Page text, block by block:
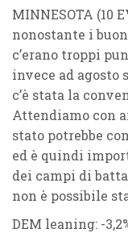
MINNESOTA (10
nonostante i
c’erano troppi
invece ad agosto
c’è stata la
Attendiamo con
stato potrebbe
ed è quindi
dei campi di
non è possibile
DEM leaning: -